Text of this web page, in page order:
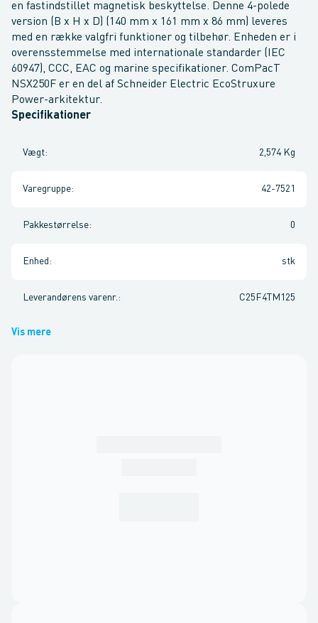
en fastindstillet magnetisk beskyttelse. Denne 4-polede
version (B x H x D) (140 mm x 161 mm x 86 mm) leveres
med en række valgfri funktioner og tilbehør. Enheden er i
overensstemmelse med internationale standarder (IEC
60947), CCC, EAC og marine specifikationer. ComPacT
NSX250F er en del af Schneider Electric EcoStruxure
Power-arkitektur.
Specifikationer
Vægt: 2,574 Kg
Varegruppe: 42-7521
Pakkestørrelse: 0
Enhed : stk
Leverandørens varenr. : C25F4TM125
Vis mere